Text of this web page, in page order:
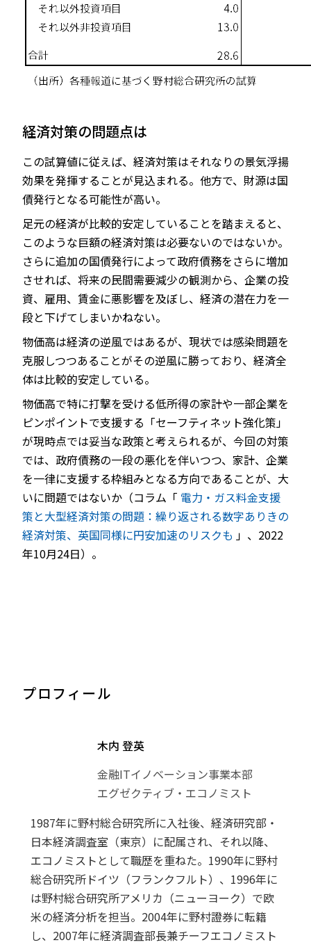
経済対策の問題点は
この試算値に従えば、経済対策はそれなりの景気浮揚
効果を発揮することが見込まれる。他方で、財源は国
債発行となる可能性が高い。
足元の経済が比較的安定していることを踏まえると、
このような巨額の経済対策は必要ないのではないか。
さらに追加の国債発行によって政府債務をさらに増加
させれば、将来の民間需要減少の観測から、企業の投
資、雇用、賃金に悪影響を及ぼし、経済の潜在力を一
段と下げてしまいかねない。
物価高は経済の逆風ではあるが、現状では感染問題を
克服しつつあることがその逆風に勝っており、経済全
体は比較的安定している。
物価高で特に打撃を受ける低所得の家計や一部企業を
ピンポイントで支援する「セーフティネット強化策」
が現時点では妥当な政策と考えられるが、今回の対策
では、政府債務の一段の悪化を伴いつつ、家計、企業
を一律に支援する枠組みとなる方向であることが、大
いに問題ではないか（コラム「 電力・ガス料金支援
策と大型経済対策の問題：繰り返される数字ありきの
経済対策、英国同様に円安加速のリスクも 」、2022
年10月24日）。
プロフィール
木内 登英
金融ITイノベーション事業本部
エグゼクティブ・エコノミスト
1987年に野村総合研究所に入社後、経済研究部・
日本経済調査室（東京）に配属され、それ以降、
エコノミストとして職歴を重ねた。1990年に野村
総合研究所ドイツ（フランクフルト）、1996年に
は野村総合研究所アメリカ（ニューヨーク）で欧
米の経済分析を担当。2004年に野村證券に転籍
し、2007年に経済調査部長兼チーフエコノミスト